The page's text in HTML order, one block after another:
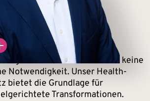
schnell verändernden
organisatorische Gesundheit keine
Notwendigkeit. Unser Health-
bietet die Grundlage für
Transformationen.